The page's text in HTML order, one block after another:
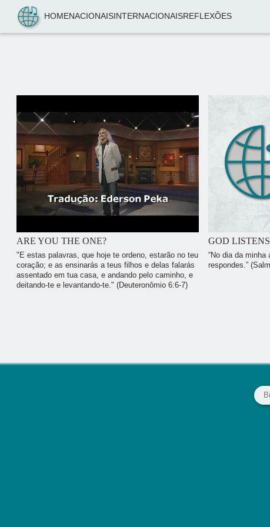
Pular para o conteúdo
HOMENACIONAIS INTERNACIONAISREFLEXÕES
ARE YOU THE ONE?
"E estas palavras, que hoje te ordeno, estarão no teu
coração; e as ensinarás a teus filhos e delas falarás
assentado em tua casa, e andando pelo caminho, e
deitando-te e levantando-te." (Deuteronômio 6:6-7)
GOD LISTENS
“No dia da
respondes.”